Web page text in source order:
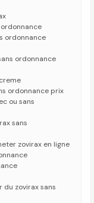
ordonnance
ordonnance
ordonnance prix
ou sans
sans
zovirax en ligne
du zovirax sans